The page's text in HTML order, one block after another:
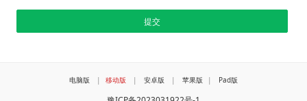
电脑版 | 移动版 | 安卓版 | 苹果版 | Pad版